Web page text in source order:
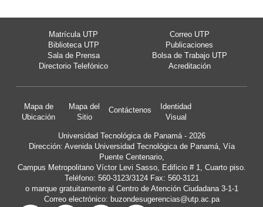
Matrícula UTP
Correo UTP
Biblioteca UTP
Publicaciones
Sala de Prensa
Bolsa de Trabajo UTP
Directorio Telefónico
Acreditación
Mapa de
Ubicación
Mapa del
Sitio
Contáctenos
Identidad
Visual
Universidad Tecnológica de Panamá - 2026
Dirección: Avenida Universidad Tecnológica de Panamá, Vía
Puente Centenario,
Campus Metropolitano Víctor Levi Sasso, Edificio # 1, Cuarto piso.
Teléfono: 560-3123/3124 Fax: 560-3121
o marque gratuitamente al Centro de Atención Ciudadana 3-1-1
Correo electrónico: buzondesugerencias@utp.ac.pa